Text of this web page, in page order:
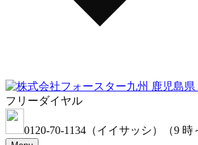
フリーダイヤル
0120-70-1134 （イイサッシ） （9 時